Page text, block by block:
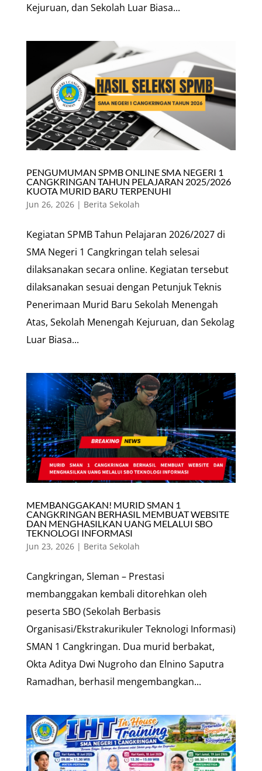
Kejuruan, dan Sekolah Luar Biasa...
PENGUMUMAN SPMB ONLINE SMA NEGERI 1
CANGKRINGAN TAHUN PELAJARAN 2025/2026
KUOTA MURID BARU TERPENUHI
Jun 26, 2026| Berita Sekolah
Kegiatan SPMB Tahun Pelajaran 2026/2027 di
SMA Negeri 1 Cangkringan telah selesai
dilaksanakan secara online. Kegiatan tersebut
dilaksanakan sesuai dengan Petunjuk Teknis
Penerimaan Murid Baru Sekolah Menengah
Atas, Sekolah Menengah Kejuruan, dan Sekolag
Luar Biasa...
MEMBANGGAKAN! MURID SMAN 1
CANGKRINGAN BERHASIL MEMBUAT WEBSITE
DAN MENGHASILKAN UANG MELALUI SBO
TEKNOLOGI INFORMASI
Jun 23, 2026| Berita Sekolah
Cangkringan, Sleman – Prestasi
membanggakan kembali ditorehkan oleh
peserta SBO (Sekolah Berbasis
Organisasi/Ekstrakurikuler Teknologi Informasi)
SMAN 1 Cangkringan. Dua murid berbakat,
Okta Aditya Dwi Nugroho dan Elnino Saputra
Ramadhan, berhasil mengembangkan...